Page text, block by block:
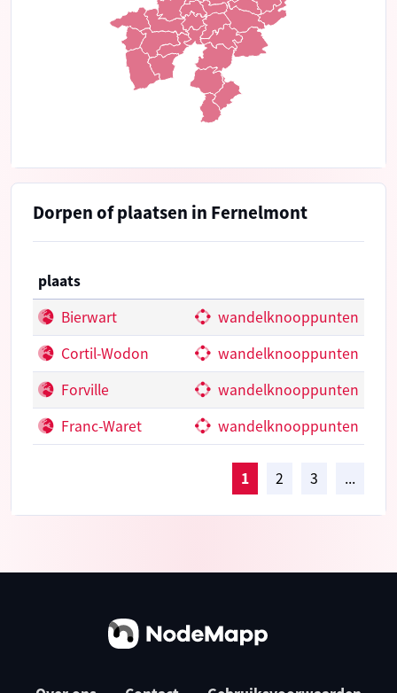
Dorpen of plaatsen in Fernelmont
plaats
Bierwart
wandelknooppunten
Cortil-Wodon
wandelknooppunten
Forville
wandelknooppunten
Franc-Waret
wandelknooppunten
1 2 3 ...